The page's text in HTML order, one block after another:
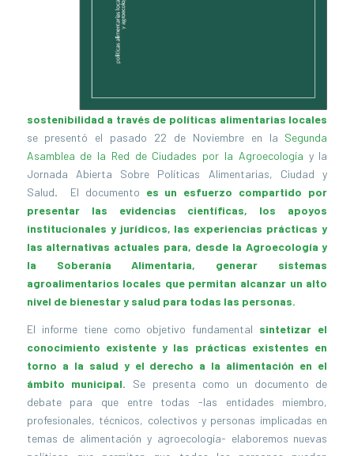
sostenibilidad a través de políticas alimentarias locales
se presentó el pasado 22 de Noviembre en la Segunda
Asamblea de la Red de Ciudades por la Agroecología y la
Jornada Abierta Sobre Políticas Alimentarias, Ciudad y
Salud. El documento es un esfuerzo compartido por
presentar las evidencias científicas, los apoyos
institucionales y jurídicos, las experiencias prácticas y
las alternativas actuales para, desde la Agroecología y
la Soberanía Alimentaria, generar sistemas
agroalimentarios locales que permitan alcanzar un alto
nivel de bienestar y salud para todas las personas.
El informe tiene como objetivo fundamental sintetizar el
conocimiento existente y las prácticas existentes en
torno a la salud y el derecho a la alimentación en el
ámbito municipal. Se presenta como un documento de
debate para que entre todas -las entidades miembro,
profesionales, técnicos, colectivos y personas implicadas en
temas de alimentación y agroecología- elaboremos nuevas